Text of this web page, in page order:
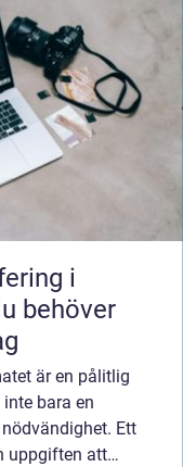
i
behöver
är en pålitlig
bara en
Ett
uppgiften att